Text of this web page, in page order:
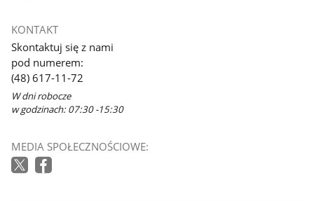
KONTAKT
Skontaktuj się z nami
pod numerem:
(48) 617-11-72
W dni robocze
w godzinach: 07:30 -15:30
MEDIA SPOŁECZNOŚCIOWE: